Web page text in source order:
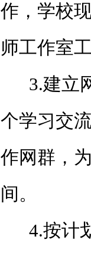
作，学校
师工作室
3.建立
个学习交
作网群，
间。
4.按计